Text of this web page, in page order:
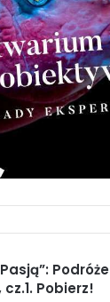
Podróże
Pobierz!